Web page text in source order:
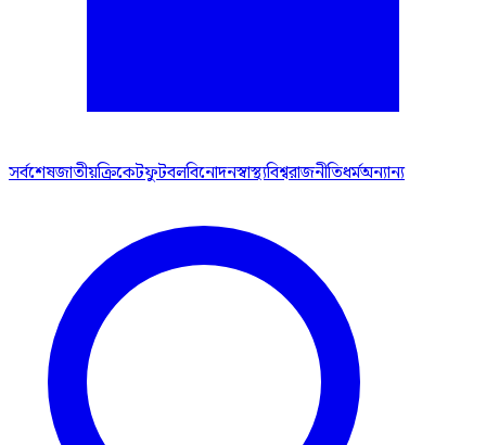
সর্বশেষজাতীয়ক্রিকেটফুটবলবিনোদনস্বাস্থ্যবিশ্বরাজনীতিধর্মঅন্যান্য